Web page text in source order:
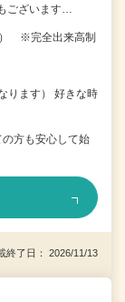
ございます…
） ※完全出来高制
ります） 好きな時
方も安心して始
了日： 2026/11/13